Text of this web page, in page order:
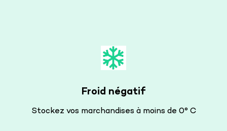
Froid négatif
Stockez vos marchandises à moins de 0° C